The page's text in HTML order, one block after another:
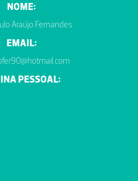
NOME:
Araújo Fernandes
EMAIL:
PESSOAL: